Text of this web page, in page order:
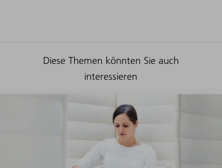
Diese Themen könnten Sie auch
interessieren